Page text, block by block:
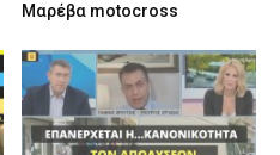
Μαρέβα motocross